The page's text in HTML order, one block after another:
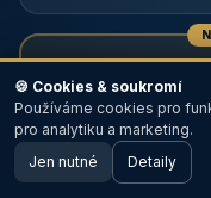
TOP pozice na
🖥️ Desktop verze
🍪 Cookies & soukromí
Používáme cookies pro
pro analytiku a marketing.
Jen nutné Detaily